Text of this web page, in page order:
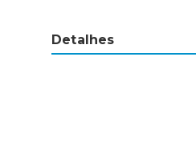
Detalhes